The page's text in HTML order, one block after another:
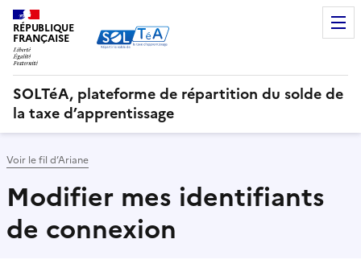
RÉPUBLIQUE
FRANÇAISE
SOLTéA, plateforme de répartition du solde de
la taxe d’apprentissage
Voir le fil d’Ariane
Modifier mes identifiants
de connexion